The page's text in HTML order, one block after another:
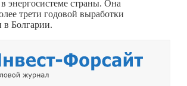
энергосистеме страны. Она
трети годовой выработки
в Болгарии.